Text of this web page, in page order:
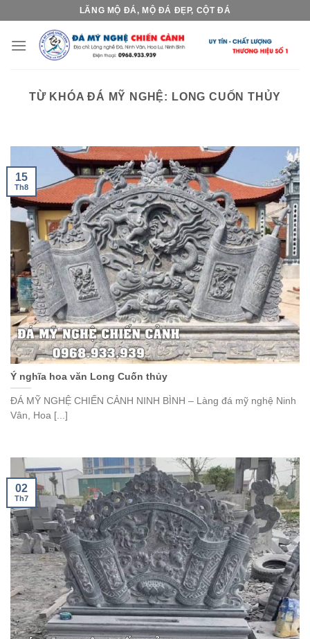
content
LĂNG MỘ ĐÁ, MỘ ĐÁ ĐẸP, CỘT ĐÁ
TỪ KHÓA ĐÁ MỸ NGHỆ: LONG CUỐN THỦY
Ý nghĩa hoa văn Long Cuốn thủy
ĐÁ MỸ NGHỆ CHIẾN CẢNH NINH BÌNH – Làng đá mỹ nghệ Ninh
Vân, Hoa [...]
15
Th8
02
Th7